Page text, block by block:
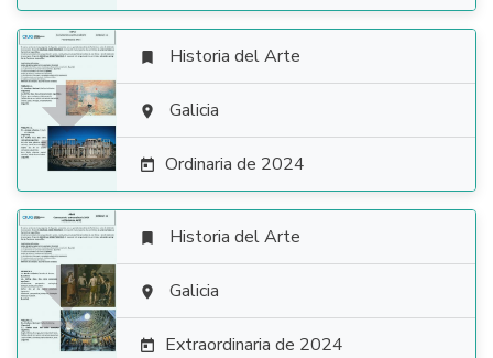

 Historia del Arte
 Galicia
 Ordinaria de 2024

 Historia del Arte
 Galicia
 Extraordinaria de 2024